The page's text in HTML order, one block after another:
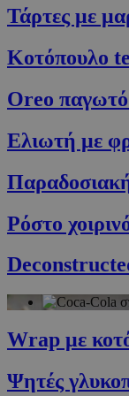
Τάρτες με
Κοτόπουλο
Oreo παγωτό
Ελιωτή με
Ρόστο
Wrap με
Ψητές